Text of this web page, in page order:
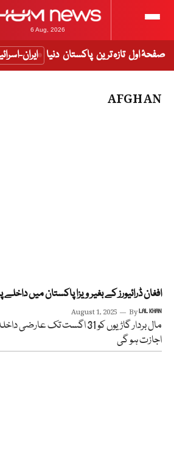
6 Aug, 2026
صفحۂ اول تازہ ترین پاکستان دنیا ایران-
AFGHAN
افغان ڈرائیورز کے بغیر ویزا پاکستان میں داخلے
August 1, 2025 ByLAL KHAN
مال بردار گاڑیوں کو 31 اگست تک
اجازت ہو گی